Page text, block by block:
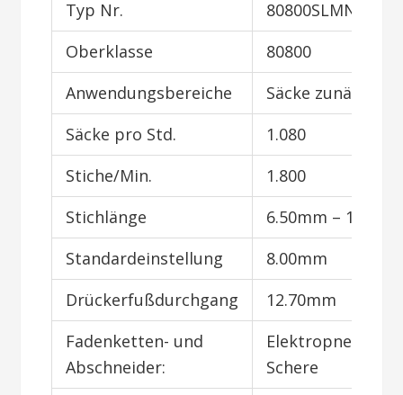
Typ Nr.
80800SLMN
Oberklasse
80800
Anwendungsbereiche
Säcke zunähen
Säcke pro Std.
1.080
Stiche/Min.
1.800
Stichlänge
6.50mm –
Standardeinstellung
8.00mm
Drückerfußdurchgang
12.70mm
Fadenketten- und
Abschneider:
Schere